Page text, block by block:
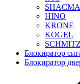
HINO
KRONE
KOGEL
SCHMITZ
Блокиратор
Блокиратор